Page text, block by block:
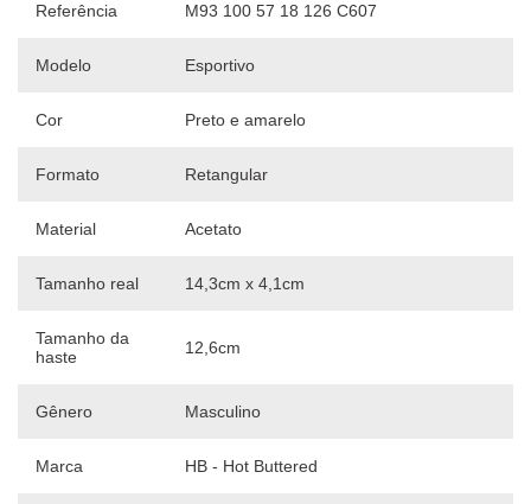
Referência M93 100 57 18 126 C607
Modelo Esportivo
Cor Preto e amarelo
Formato Retangular
Material Acetato
Tamanho real 14,3cm x 4,1cm
Tamanho da
haste
12,6cm
Gênero Masculino
Marca HB - Hot Buttered